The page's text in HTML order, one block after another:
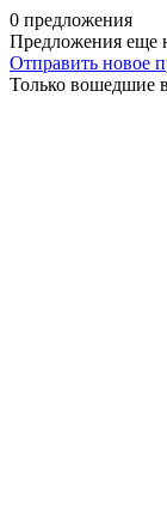
0 предложения
Предложения еще
Отправить новое
Только вошедшие